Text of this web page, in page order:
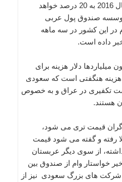
کسر بودجه عربستان در سال 2016 به 20 درصد خواهد
صندوق پول عربی
در این کشور در سه ماهه
داده است.
دلار هزینه برای
هزینه هنگفتی است که سعودی
تکفیری در عراق و به خصوص
هستند.
گران قیمت تری می شود،
رفته و گفته می شود قیمت
50 درصدی داشته، از سوی دیگر عربستان
بار در 25 سال اخیر خواستار وام از صندوق بین
های بزرگ سعودی نیز از